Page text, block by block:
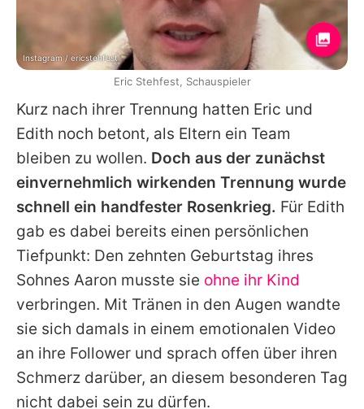
Kurz nach ihrer Trennung hatten Eric und
Edith noch betont, als Eltern ein Team
bleiben zu wollen. Doch aus der zunächst
einvernehmlich wirkenden Trennung wurde
schnell ein handfester Rosenkrieg. Für Edith
gab es dabei bereits einen persönlichen
Tiefpunkt: Den zehnten Geburtstag ihres
Sohnes Aaron musste sie ohne ihr Kind
verbringen. Mit Tränen in den Augen wandte
sie sich damals in einem emotionalen Video
an ihre Follower und sprach offen über ihren
Schmerz darüber, an diesem besonderen Tag
nicht dabei sein zu dürfen.
Instagram / ericstehfest
Eric Stehfest, Schauspieler